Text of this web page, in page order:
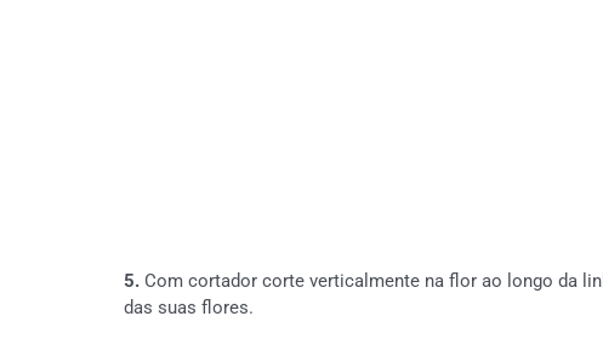
5. Com cortador corte verticalmente na flor ao longo da
das suas flores.